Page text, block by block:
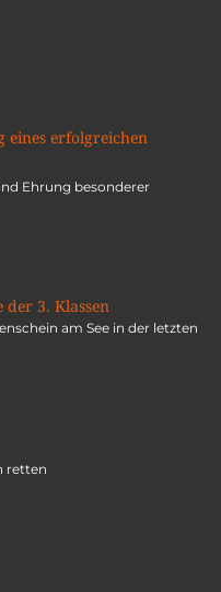
eines erfolgreichen
Ehrung besonderer
3. Klassen
am See in der letzten
retten